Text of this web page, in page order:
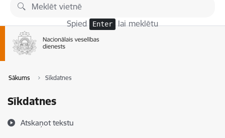
Pāriet uz lapas saturu
Spied Enter lai meklētu
Sākums Sīkdatnes
Sīkdatnes
Atskaņot tekstu